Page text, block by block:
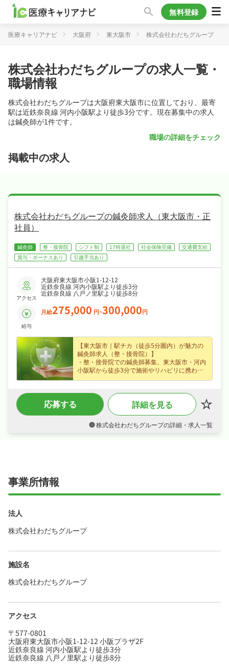
無料登録
医療キャリアナビ 大阪府 東大阪市 株式会社わだちグループ
株式会社わだちグループの求人一覧・
職場情報
株式会社わだちグループは大阪府東大阪市に位置しており、最寄
駅は近鉄奈良線 河内小阪駅より徒歩3分です。現在募集中の求人
は鍼灸師が1件です。
職場の詳細をチェック
掲載中の求人
株式会社わだちグループの鍼灸師求人（東大阪市・正
社員）
鍼灸師 整・接骨院 シフト制 17時退社 社会保険完備
交通費支給
賞与・ボーナスあり
引越手当あり
アクセス
大阪府東大阪市小阪1-12-12
近鉄奈良線 河内小阪駅より徒歩3分
近鉄奈良線 八戸ノ里駅より徒歩8分
給与
月給275,000 円~300,000円
【東大阪市｜駅チカ（徒歩5分圏内）が魅力の
鍼灸師求人（整・接骨院）】
・整・接骨院での鍼灸師募集、東大阪市・河内
小阪駅から徒歩3分で施術やリハビリに携わり
待遇で、あなたの経験を正当に評価します♪
・シフト制・日曜・祝日休みなので、日勤のみ
でご家庭や趣味との両立もしやすい職場です♪
できる職場です♪
応募する 詳細を見る
株式会社わだちグループの詳細・求人一覧
事業所情報
法人
株式会社わだちグループ
施設名
株式会社わだちグループ
アクセス
〒577-0801
大阪府東大阪市小阪1-12-12 小阪プラザ2F
近鉄奈良線 河内小阪駅より徒歩3分
近鉄奈良線 八戸ノ里駅より徒歩8分